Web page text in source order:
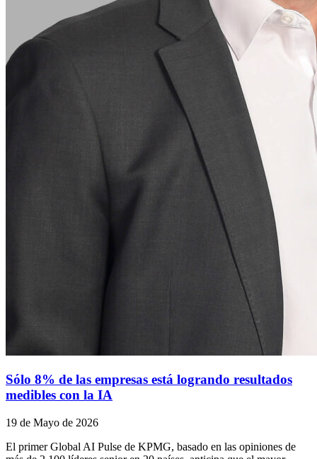
Sólo 8% de las empresas está logrando resultados
medibles con la IA
19 de Mayo de 2026
El primer Global AI Pulse de KPMG, basado en las opiniones de